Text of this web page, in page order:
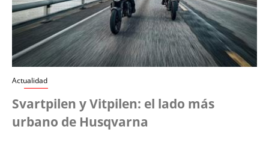
Actualidad
Svartpilen y Vitpilen: el lado más
urbano de Husqvarna